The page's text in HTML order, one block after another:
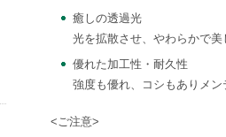
癒しの透過光
光を拡散させ、やわらかで
優れた加工性・耐久性
強度も優れ、コシもありメ
<ご注意>